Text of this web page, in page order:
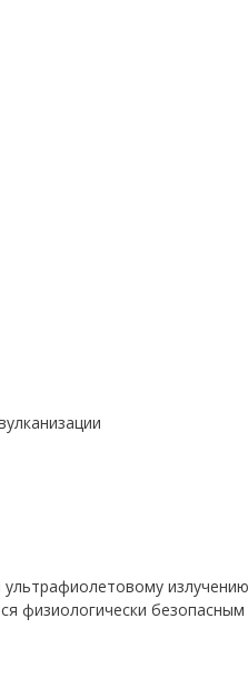
излучению
физиологически